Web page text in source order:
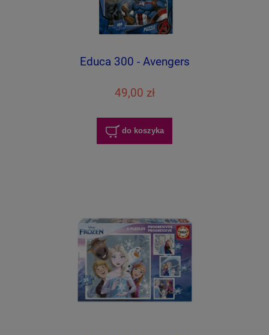
Educa 300 - Avengers
49,00 zł
do koszyka